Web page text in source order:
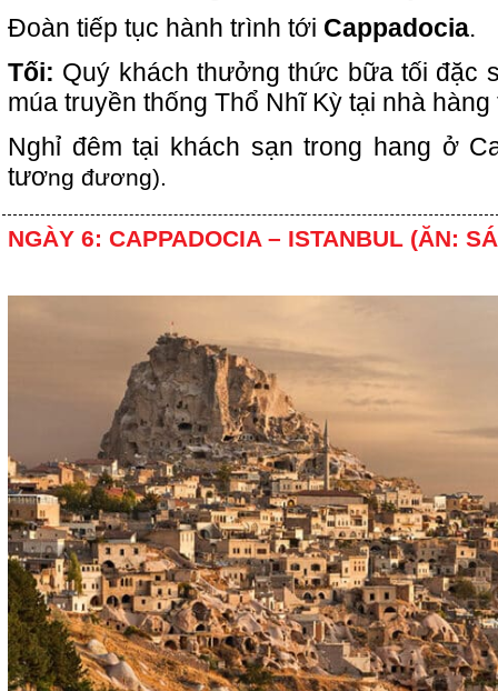
Đoàn tiếp tục hành trình tới Cappadocia.
Tối: Quý khách thưởng thức bữa tối đặc
múa truyền thống Thổ Nhĩ Kỳ tại nhà
Nghỉ đêm tại khách sạn trong hang ở
tương đương).
NGÀY 6: CAPPADOCIA – ISTANBUL (ĂN: